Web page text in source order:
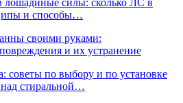
лошадиные силы: сколько ЛС в
и способы…
своими руками:
и их устранение
советы по выбору и по установке
стиральной…